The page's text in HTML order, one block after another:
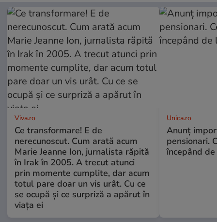
Viva.ro
Ce transformare! E de
nerecunoscut. Cum arată acum
Marie Jeanne Ion, jurnalista răpită
în Irak în 2005. A trecut atunci
prin momente cumplite, dar acum
totul pare doar un vis urât. Cu ce
se ocupă și ce surpriză a apărut în
viața ei
Unica.ro
Anunț
pensionari.
începând